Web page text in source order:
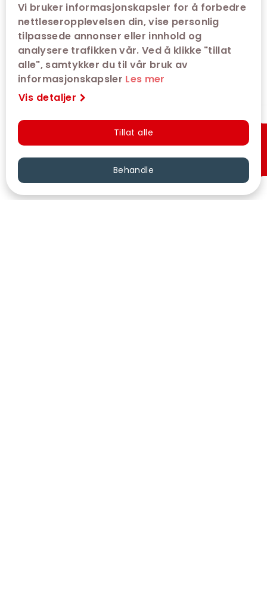
Vi bruker informasjonskapsler for å forbedre
nettleseropplevelsen din, vise personlig
tilpassede annonser eller innhold og
analysere trafikken vår. Ved å klikke "tillat
alle", samtykker du til vår bruk av
informasjonskapsler Les mer
Vis detaljer
Tillat alle
Behandle Hurtigkjøp